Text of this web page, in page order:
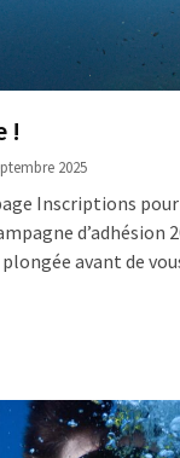
!
2025
Inscriptions
d’adhésion
avant de